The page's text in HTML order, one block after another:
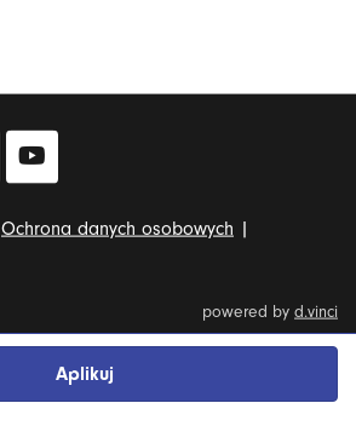
Aplikuj
Ochrona danych osobowych |
powered by d.vinci